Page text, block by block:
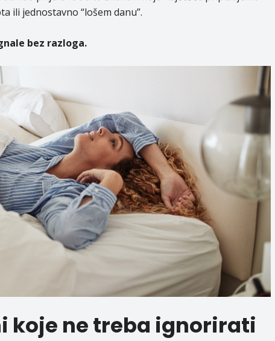
ili jednostavno “lošem danu”.
bez razloga.
koje ne treba ignorirati